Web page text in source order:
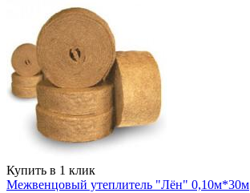
Купить в 1 клик
Межвенцовый утеплитель "Лён" 0,10м*30м